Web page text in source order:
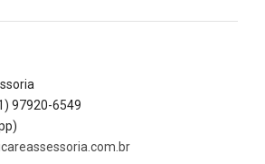
97920-6549